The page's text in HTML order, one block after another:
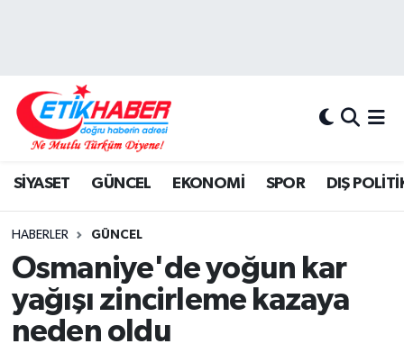
SİYASET GÜNCEL EKONOMİ SPOR DIŞ
HABERLER GÜNCEL
Osmaniye'de yoğun kar
yağışı zincirleme kazaya
neden oldu
DIŞ POLİTİKA
EKONOMİ
KÖŞE YAZILARI
KÜLTÜR-SANAT-MAGAZİN
Hava Durumu
Süper Lig Puan Durumu ve Fikstür
Tüm Manşetler
Son Dakika Haberleri